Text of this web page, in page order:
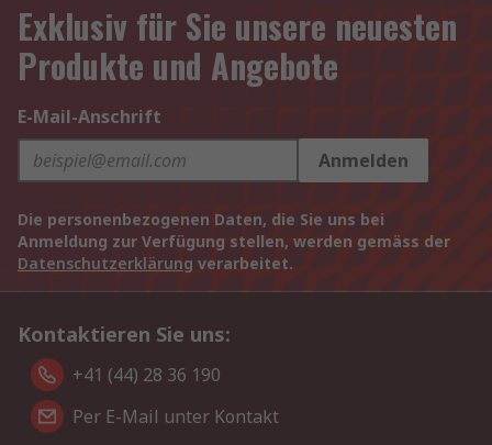
Exklusiv für Sie unsere neuesten
Produkte und Angebote
E-Mail-Anschrift
Anmelden
Die personenbezogenen Daten, die Sie uns bei
Anmeldung zur Verfügung stellen, werden gemäss der
Datenschutzerklärung verarbeitet.
Kontaktieren Sie uns:
+41 (44) 28 36 190
Per E-Mail unter Kontakt